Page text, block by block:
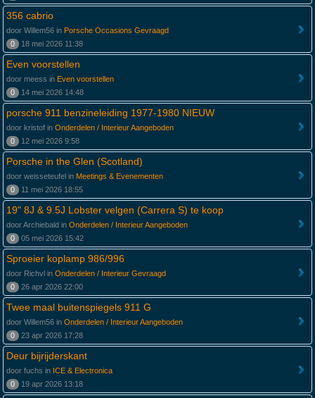
356 cabrio
door Willem56 in Porsche Occasions Gevraagd
0
18 mei 2026 11:38
Even voorstellen
door meess in Even voorstellen
0
14 mei 2026 14:48
porsche 911 benzineleiding 1977-1980 NIEUW
door kristof in Onderdelen / Interieur Aangeboden
0
12 mei 2026 9:58
Porsche in the Glen (Scotland)
door weisseteufel in Meetings & Evenementen
0
11 mei 2026 18:55
19" 8J & 9.5J Lobster velgen (Carrera S) te koop
door Archiebald in Onderdelen / Interieur Aangeboden
0
05 mei 2026 15:42
Sproeier koplamp 986/996
door Richvl in Onderdelen / Interieur Gevraagd
0
26 apr 2026 22:00
Twee maal buitenspiegels 911 G
door Willem56 in Onderdelen / Interieur Aangeboden
0
23 apr 2026 17:28
Deur bijrijderskant
door fuchs in ICE & Electronica
0
19 apr 2026 13:18